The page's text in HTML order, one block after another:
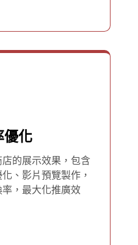
優化
的展示效果，包含
、影片預覽製作，
，最大化推廣效